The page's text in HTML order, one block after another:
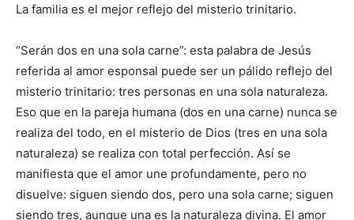
La familia es el mejor reflejo del misterio trinitario.
“Serán dos en una sola carne”: esta palabra de Jesús
referida al amor esponsal puede ser un pálido reflejo del
misterio trinitario: tres personas en una sola naturaleza.
Eso que en la pareja humana (dos en una carne) nunca se
realiza del todo, en el misterio de Dios (tres en una sola
naturaleza) se realiza con total perfección. Así se
manifiesta que el amor une profundamente, pero no
disuelve: siguen siendo dos, pero una sola carne; siguen
siendo tres, aunque una es la naturaleza divina. El amor